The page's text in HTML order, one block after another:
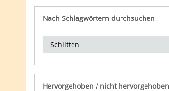
Nach Schlagwörtern durchsuchen
Hervorgehoben / nicht hervorgehoben